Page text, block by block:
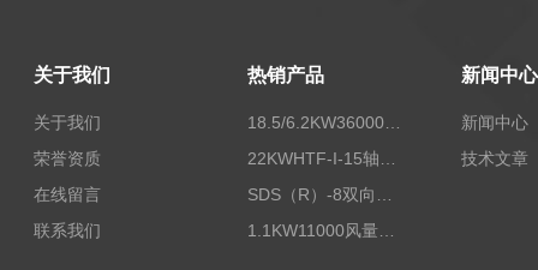
关于我们
关于我们
荣誉资质
在线留言
联系我们
热销产品
1.1KW11000风量FDZ-5.5不锈钢壁式轴流风机
新闻中心
新闻中心
技术文章